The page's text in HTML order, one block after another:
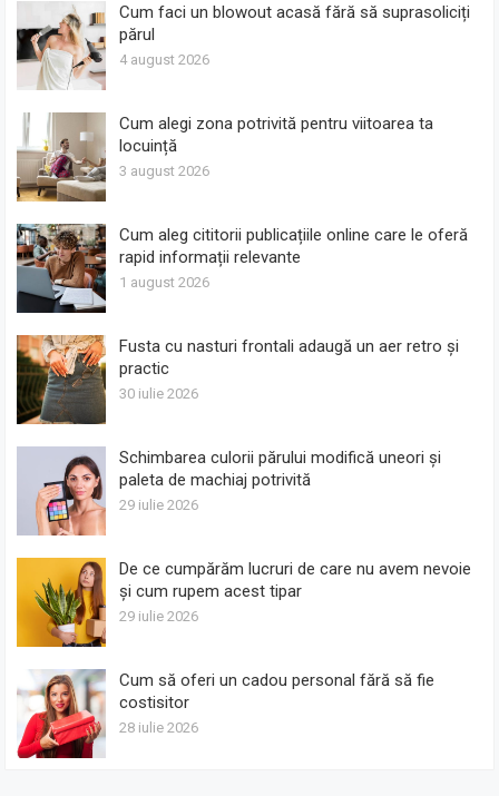
Cum faci un blowout acasă fără să suprasoliciți
părul
4 august 2026
Cum alegi zona potrivită pentru viitoarea ta
locuință
3 august 2026
Cum aleg cititorii publicațiile online care le oferă
rapid informații relevante
1 august 2026
Fusta cu nasturi frontali adaugă un aer retro și
practic
30 iulie 2026
Schimbarea culorii părului modifică uneori și
paleta de machiaj potrivită
29 iulie 2026
De ce cumpărăm lucruri de care nu avem nevoie
și cum rupem acest tipar
29 iulie 2026
Cum să oferi un cadou personal fără să fie
costisitor
28 iulie 2026